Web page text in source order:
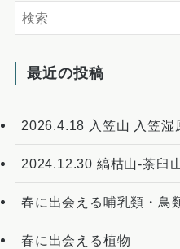
最近の投稿
2026.4.18 入笠山 入笠湿
2024.12.30 縞枯山-茶臼
春に出会える哺乳類・鳥
春に出会える植物